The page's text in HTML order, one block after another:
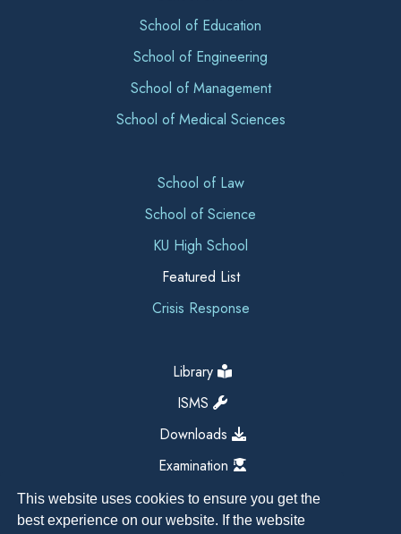
This website uses cookies to ensure you get the
best experience on our website. If the website
School of Education
School of Engineering
School of Management
School of Medical Sciences
School of Law
School of Science
KU High School
Featured List
Crisis Response
Library
ISMS
Downloads
Examination